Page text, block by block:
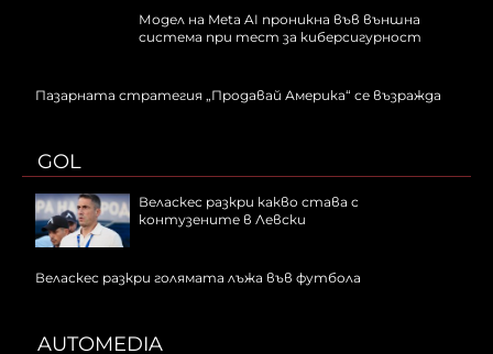
Модел на Meta AI проникна във външна
система при тест за киберсигурност
Пазарната стратегия „Продавай Америка“ се възражда
GOL
Веласкес разкри какво става с
контузените в Левски
Веласкес разкри голямата лъжа във футбола
AUTOMEDIA